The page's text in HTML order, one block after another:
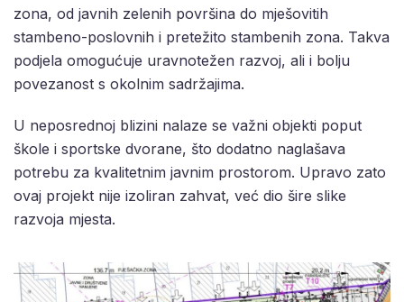
zona, od javnih zelenih površina do mješovitih
stambeno-poslovnih i pretežito stambenih zona. Takva
podjela omogućuje uravnotežen razvoj, ali i bolju
povezanost s okolnim sadržajima.
U neposrednoj blizini nalaze se važni objekti poput
škole i sportske dvorane, što dodatno naglašava
potrebu za kvalitetnim javnim prostorom. Upravo zato
ovaj projekt nije izoliran zahvat, već dio šire slike
razvoja mjesta.